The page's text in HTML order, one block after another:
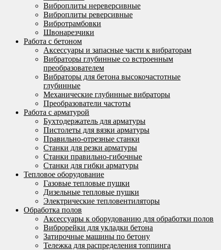
Виброплиты нереверсивные
Виброплиты реверсивные
Вибротрамбовки
Швонарезчики
Работа с бетоном
Аксессуары и запасные части к вибраторам
Вибраторы глубинные со встроенным
преобразователем
Вибраторы для бетона высокочастотные
глубинные
Механические глубинные вибраторы
Преобразователи частоты
Работа с арматурой
Бухтодержатель для арматуры
Пистолеты для вязки арматуры
Правильно-отрезные станки
Станки для резки арматуры
Станки правильно-гибочные
Станки для гибки арматуры
Тепловое оборудование
Газовые тепловые пушки
Дизельные тепловые пушки
Электрические тепловентиляторы
Обработка полов
Аксессуары к оборудованию для обработки полов
Виброрейки для укладки бетона
Затирочные машины по бетону
Тележка для распределения топпинга